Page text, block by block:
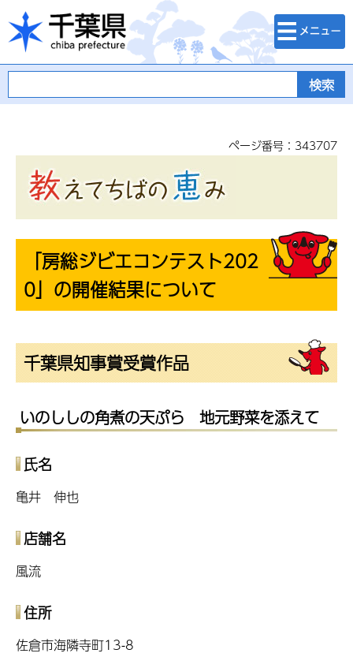
千葉県
検索・メニュ
ー
ページ番号：343707
「房総ジビエコンテスト202
0」の開催結果について
千葉県知事賞受賞作品
いのししの角煮の天ぷら 地元野菜を添えて
氏名
亀井 伸也
店舗名
風流
住所
佐倉市海隣寺町13-8